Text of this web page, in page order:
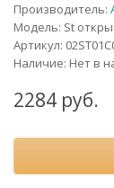
Производитель:
Модель: St
Артикул:
Наличие: Нет в
2284 руб.